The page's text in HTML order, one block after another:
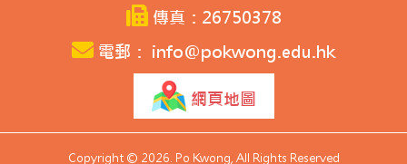
傳真：26750378
電郵： info@pokwong.edu.hk
網頁地圖
Copyright © 2026. Po Kwong, All Rights Reserved